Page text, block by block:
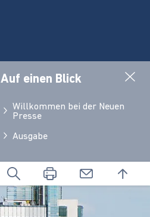
Auf einen Blick
Willkommen bei der Neuen
Presse
Ausgabe